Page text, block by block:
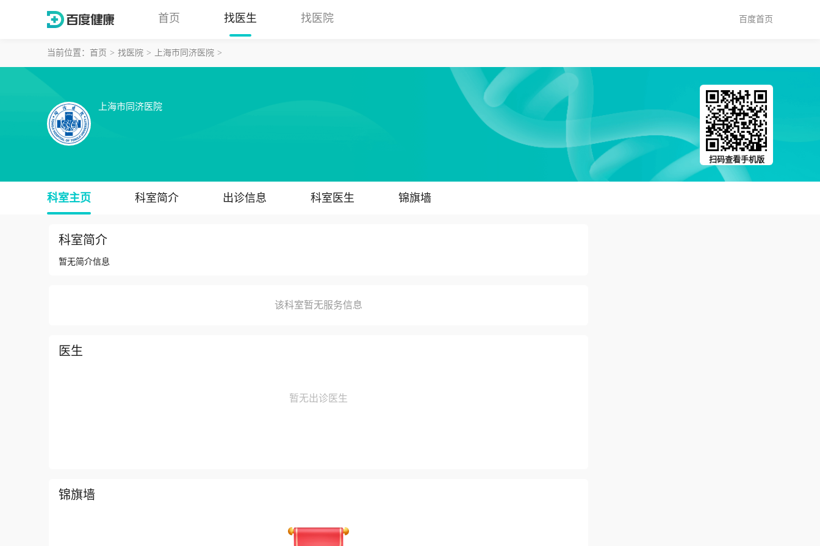
首页 找医生 找医院 百度首页
当前位置： 首页 找医院 上海市同济医院
上海市同济医院
扫码查看手机版
科室主页 科室简介 出诊信息 科室医生 锦旗墙
科室简介
暂无简介信息
该科室暂无服务信息
医生
暂无出诊医生
锦旗墙